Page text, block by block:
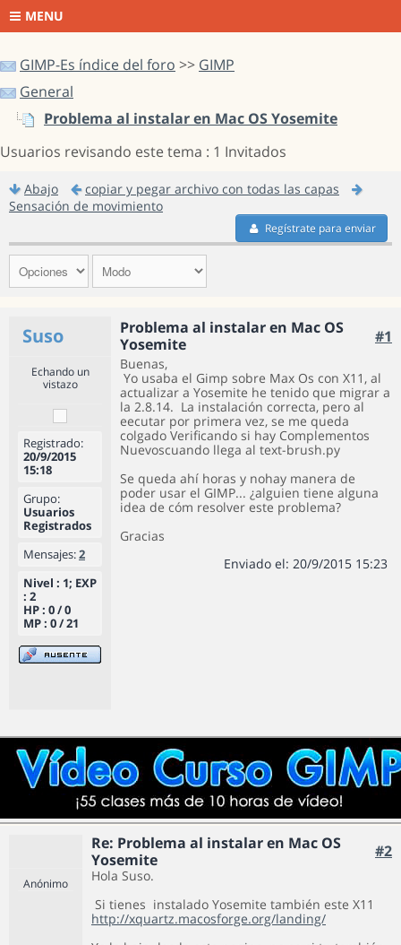
MENU
GIMP-Es índice del foro >> GIMP
General
Problema al instalar en Mac OS Yosemite
Usuarios revisando este tema : 1 Invitados
Abajo
copiar y pegar archivo con todas las capas
Sensación de movimiento
Regístrate para enviar
Suso
Problema al instalar en Mac OS
Yosemite
#1
Echando un
vistazo
Registrado:
20/9/2015
15:18
Grupo:
Usuarios
Registrados
Mensajes:2
Nivel : 1; EXP
: 2
HP : 0 / 0
MP : 0 / 21
Buenas,
Yo usaba el Gimp sobre Max Os con X11, al
actualizar a Yosemite he tenido que migrar a
la 2.8.14. La instalación correcta, pero al
eecutar por primera vez, se me queda
colgado Verificando si hay Complementos
Nuevoscuando llega al text-brush.py
Se queda ahí horas y nohay manera de
poder usar el GIMP... ¿alguien tiene alguna
idea de cóm resolver este problema?
Gracias
Enviado el: 20/9/2015 15:23
Re: Problema al instalar en Mac OS
Yosemite
#2
Anónimo
Hola Suso.
Si tienes instalado Yosemite también este X11
http://xquartz.macosforge.org/landing/